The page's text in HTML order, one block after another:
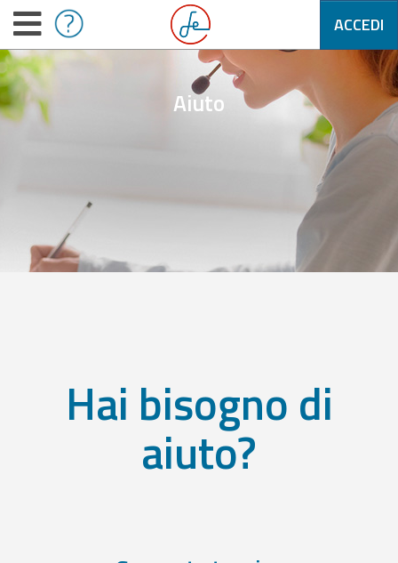
ACCEDI
Aiuto
Hai bisogno di
aiuto?